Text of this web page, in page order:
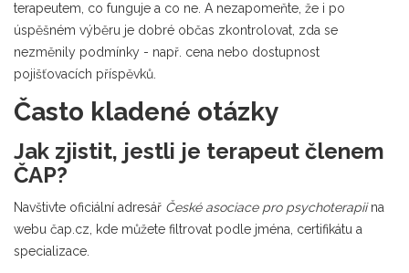
terapeutem, co funguje a co ne. A nezapomeňte, že i po
úspěšném výběru je dobré občas zkontrolovat, zda se
nezměnily podmínky - např. cena nebo dostupnost
pojišťovacích příspěvků.
Často kladené otázky
Jak zjistit, jestli je terapeut členem
ČAP?
Navštivte oficiální adresář České asociace pro psychoterapiina
webu čap.cz, kde můžete filtrovat podle jména, certifikátu a
specializace.